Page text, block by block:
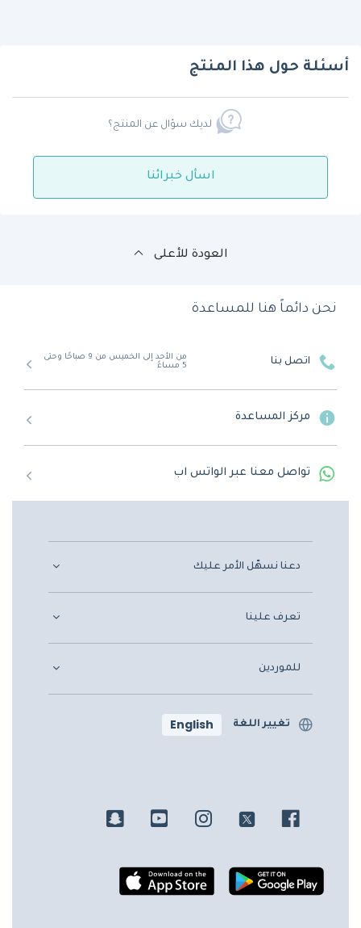
أسئلة حول هذا المنتج
لديك سؤال عن المنتج؟
اسأل خبرائنا
العودة للأعلى
نحن دائماً هنا للمساعدة
اتصل بنا
من الأحد إلى الخميس من 9 صباحًا وحتى
5 مساءً
مركز المساعدة
تواصل معنا عبر الواتس اب
دعنا نسهّل الأمر عليك
تعرف علينا
للموردين
تغيير اللغة English